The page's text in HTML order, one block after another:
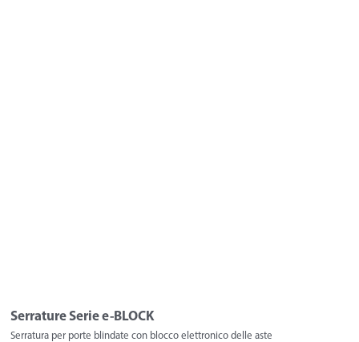
Serrature Serie e-BLOCK
Serratura per porte blindate con blocco elettronico delle aste